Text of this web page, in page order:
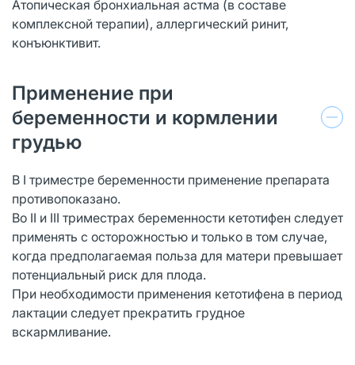
Атопическая бронхиальная астма (в составе
комплексной терапии), аллергический ринит,
конъюнктивит.
Применение при
беременности и кормлении
грудью
В I триместре беременности применение препарата
противопоказано.
Во II и III триместрах беременности кетотифен следует
применять с осторожностью и только в том случае,
когда предполагаемая польза для матери превышает
потенциальный риск для плода.
При необходимости применения кетотифена в период
лактации следует прекратить грудное
вскармливание.